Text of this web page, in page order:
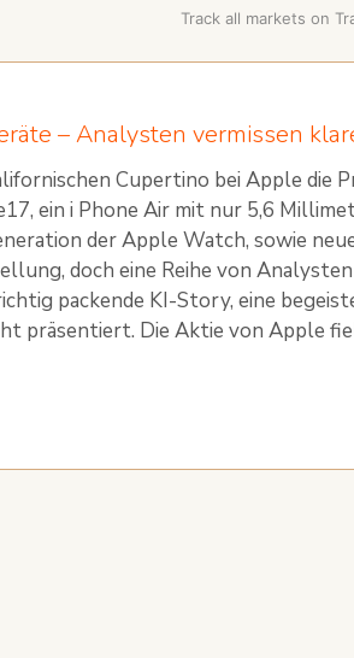
Track all markets on
– Analysten vermissen
Cupertino bei Apple
ein i Phone Air mit nur 5,6
der Apple Watch, sowie
doch eine Reihe von
packende KI-Story, eine
präsentiert. Die Aktie von Apple